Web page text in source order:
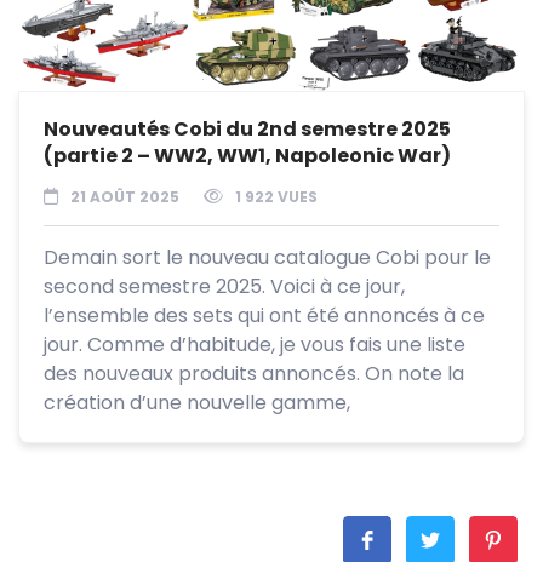
Nouveautés Cobi du 2nd semestre 2025
(partie 2 – WW2, WW1, Napoleonic War)
21 AOÛT 2025 1 922 VUES
Demain sort le nouveau catalogue Cobi pour le
second semestre 2025. Voici à ce jour,
l’ensemble des sets qui ont été annoncés à ce
jour. Comme d’habitude, je vous fais une liste
des nouveaux produits annoncés. On note la
création d’une nouvelle gamme,